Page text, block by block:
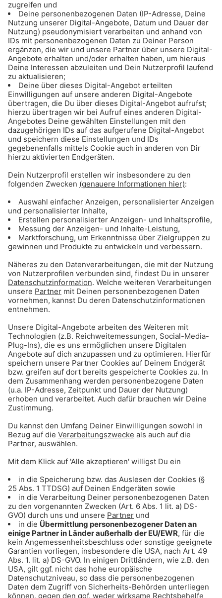
Teilnahmebedingungen
Vielen Dank an die Fahrschule Bruckmaier!
Immer die beste Musik in den
Gong 96.3 Streams
Gong 96.3 2000er Hits
Rihanna, Justin Timberlake & Co.: Der Sound
der Superstars
Gong 96.3 Alpenparty